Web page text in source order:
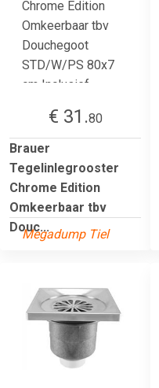
€ 31.80
Brauer
Tegelinlegrooster
Chrome Edition
Omkeerbaar tbv
Douc...
Megadump Tiel